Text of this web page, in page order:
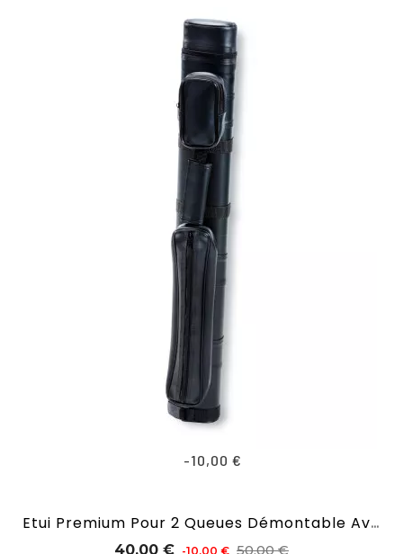
-10,00 €
Etui Premium Pour 2 Queues Démontable Avec Bandoulière Et 2 Poches
40,00 € Prix
-10,00 € 50,00 €Prix